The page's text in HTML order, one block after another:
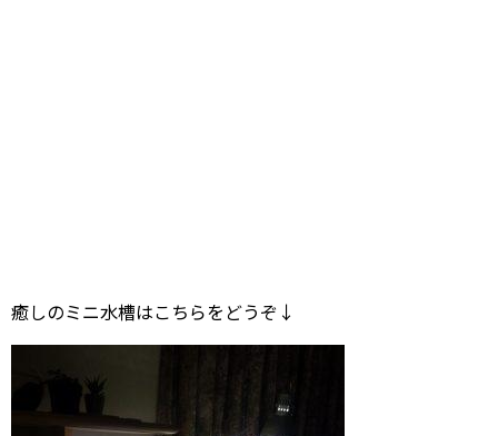
癒しのミニ水槽はこちらをどうぞ↓